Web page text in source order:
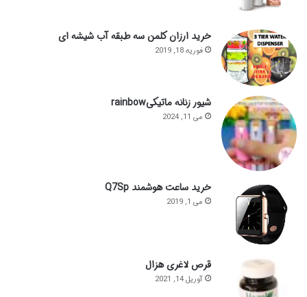
خرید ارزان کلمن سه طبقه آب شیشه ای
فوریه 18, 2019
شیور زنانه ماتیکیrainbow
می 11, 2024
خرید ساعت هوشمند Q7Sp
می 1, 2019
قرص لاغری هزال
آوریل 14, 2021